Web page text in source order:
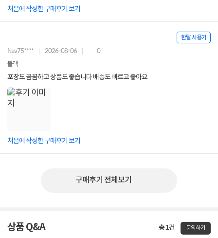
처음에 작성한 구매후기 보기
한달 사용기
Nav75**** 2026-08-06 0
블랙
포장도 꼼꼼하고 상품도 좋습니다 배송도 빠르고 좋아요
처음에 작성한 구매후기 보기
구매후기 전체보기
상품 Q&A 총 1건 문의하기